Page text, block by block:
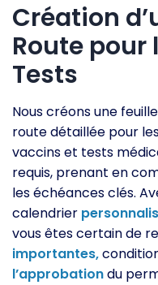
Création
Route pour
Tests
Nous créons une
route détaillée pour
vaccins et tests
requis, prenant en
les échéances clés.
calendrier
vous êtes certain de
importantes,
l’approbationdu